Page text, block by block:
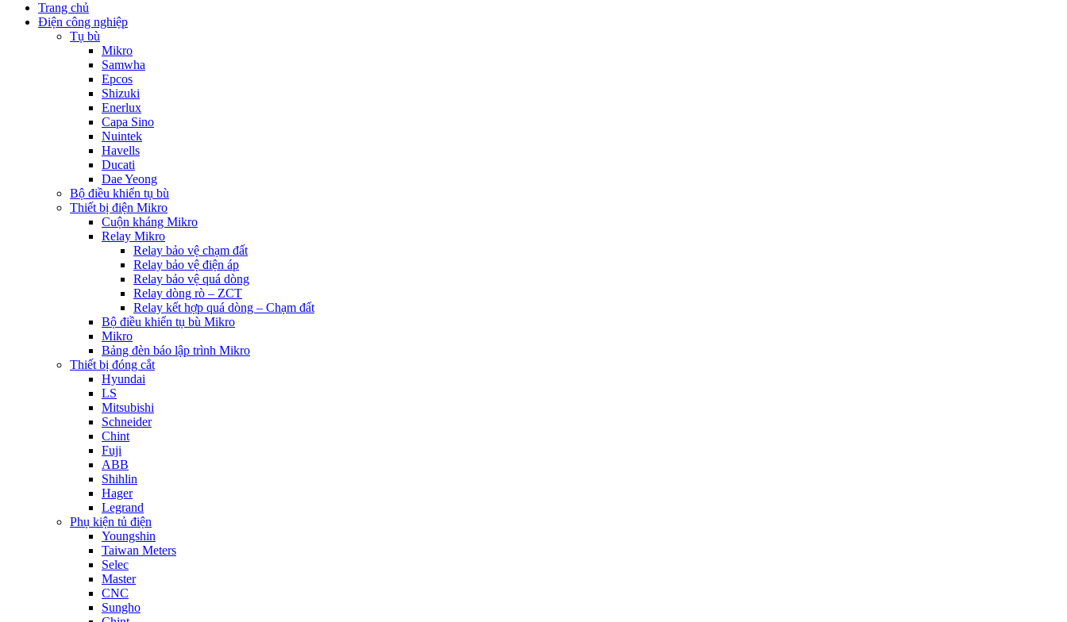
Trang chủ
Điện công nghiệp
Tụ bù
Mikro
Samwha
Epcos
Shizuki
Enerlux
Capa Sino
Nuintek
Havells
Ducati
Dae Yeong
Bộ điều khiển tụ bù
Thiết bị điện Mikro
Cuộn kháng Mikro
Relay Mikro
Relay bảo vệ chạm đất
Relay bảo vệ điện áp
Relay bảo vệ quá dòng
Relay dòng rò – ZCT
Relay kết hợp quá dòng – Chạm đất
Bộ điều khiển tụ bù Mikro
Mikro
Bảng đèn báo lập trình Mikro
Thiết bị đóng cắt
Hyundai
LS
Mitsubishi
Schneider
Chint
Fuji
ABB
Shihlin
Hager
Legrand
Phụ kiện tủ điện
Youngshin
Taiwan Meters
Selec
Master
CNC
Sungho